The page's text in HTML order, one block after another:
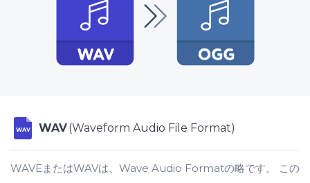
WAV WAV(Waveform Audio File Format)
WAVEまたはWAVは、Wave Audio Formatの略です。 この